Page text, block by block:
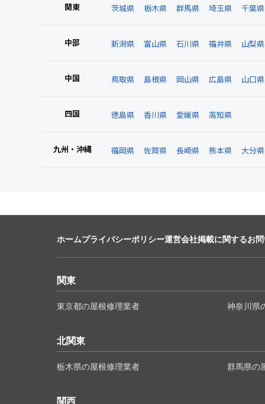
関東 茨城県 栃木県 群馬県 埼玉県 千葉県
中部 新潟県 富山県 石川県 福井県 山梨県
中国 鳥取県 島根県 岡山県 広島県 山口県
四国 徳島県 香川県 愛媛県 高知県
九州・沖縄 福岡県 佐賀県 長崎県 熊本県 大分県
ホームプライバシーポリシー運営会社掲載に関するお
関東
東京都の屋根修理業者 神奈川県
北関東
栃木県の屋根修理業者 群馬県の
関西